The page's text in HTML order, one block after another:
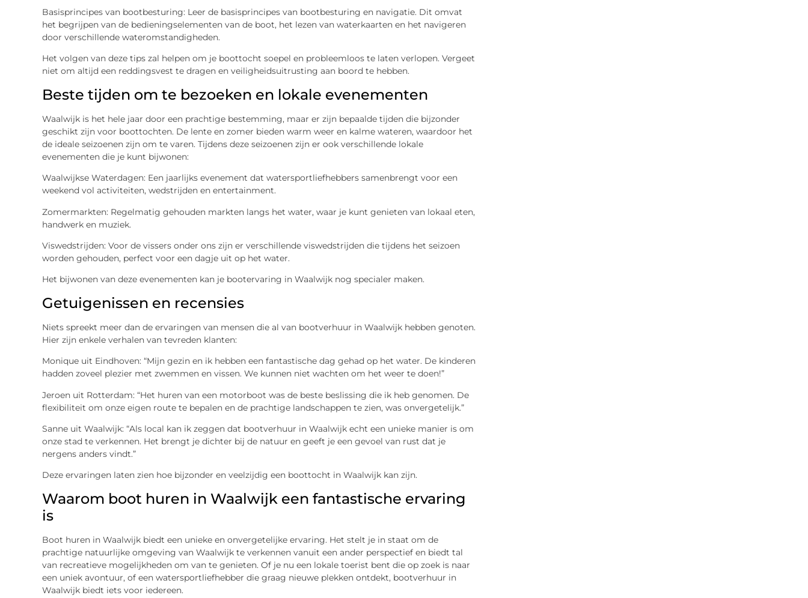
Basisprincipes van bootbesturing: Leer de basisprincipes van bootbesturing en navigatie. Dit omvat
het begrijpen van de bedieningselementen van de boot, het lezen van waterkaarten en het navigeren
door verschillende wateromstandigheden.
Het volgen van deze tips zal helpen om je boottocht soepel en probleemloos te laten verlopen. Vergeet
niet om altijd een reddingsvest te dragen en veiligheidsuitrusting aan boord te hebben.
Beste tijden om te bezoeken en lokale evenementen
Waalwijk is het hele jaar door een prachtige bestemming, maar er zijn bepaalde tijden die bijzonder
geschikt zijn voor boottochten. De lente en zomer bieden warm weer en kalme wateren, waardoor het
de ideale seizoenen zijn om te varen. Tijdens deze seizoenen zijn er ook verschillende lokale
evenementen die je kunt bijwonen:
Waalwijkse Waterdagen: Een jaarlijks evenement dat watersportliefhebbers samenbrengt voor een
weekend vol activiteiten, wedstrijden en entertainment.
Zomermarkten: Regelmatig gehouden markten langs het water, waar je kunt genieten van lokaal eten,
handwerk en muziek.
Viswedstrijden: Voor de vissers onder ons zijn er verschillende viswedstrijden die tijdens het seizoen
worden gehouden, perfect voor een dagje uit op het water.
Het bijwonen van deze evenementen kan je bootervaring in Waalwijk nog specialer maken.
Getuigenissen en recensies
Niets spreekt meer dan de ervaringen van mensen die al van bootverhuur in Waalwijk hebben genoten.
Hier zijn enkele verhalen van tevreden klanten:
Monique uit Eindhoven: “Mijn gezin en ik hebben een fantastische dag gehad op het water. De kinderen
hadden zoveel plezier met zwemmen en vissen. We kunnen niet wachten om het weer te doen!”
Jeroen uit Rotterdam: “Het huren van een motorboot was de beste beslissing die ik heb genomen. De
flexibiliteit om onze eigen route te bepalen en de prachtige landschappen te zien, was onvergetelijk.”
Sanne uit Waalwijk: “Als local kan ik zeggen dat bootverhuur in Waalwijk echt een unieke manier is om
onze stad te verkennen. Het brengt je dichter bij de natuur en geeft je een gevoel van rust dat je
nergens anders vindt.”
Deze ervaringen laten zien hoe bijzonder en veelzijdig een boottocht in Waalwijk kan zijn.
Waarom boot huren in Waalwijk een fantastische ervaring
is
Boot huren in Waalwijk biedt een unieke en onvergetelijke ervaring. Het stelt je in staat om de
prachtige natuurlijke omgeving van Waalwijk te verkennen vanuit een ander perspectief en biedt tal
van recreatieve mogelijkheden om van te genieten. Of je nu een lokale toerist bent die op zoek is naar
een uniek avontuur, of een watersportliefhebber die graag nieuwe plekken ontdekt, bootverhuur in
Waalwijk biedt iets voor iedereen.